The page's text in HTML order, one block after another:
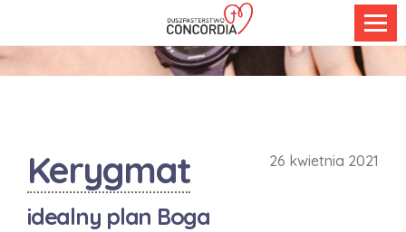
- nasza duchowa rodzina
Kerygmat
idealny plan Boga
26 kwietnia 2021